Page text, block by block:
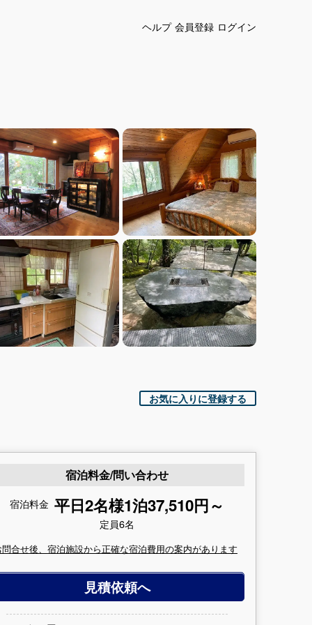
ヘルプ 会員登録 ログイン
お気に入りに登録する
宿泊料金/問い合わせ
宿泊料金 平日2名様1泊37,510円～
定員6名
合せ後、宿泊施設から正確な宿泊費用の案内があります
見積依頼へ